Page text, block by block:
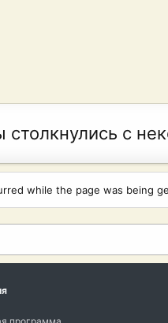
столкнулись с
while the page was being